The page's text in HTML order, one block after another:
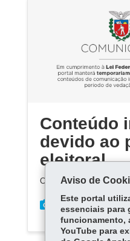
Conteúdo
devido ao
eleitoral
Conteúdo indisponível
Aviso de
Este portal
essenciais para
funcionamento,
YouTube para